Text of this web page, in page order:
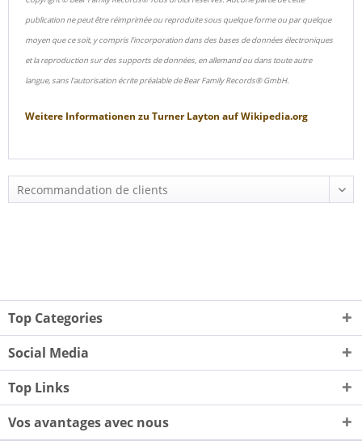
publication ne peut être réimprimée ou reproduite sous quelque forme ou par quelque
moyen que ce soit, y compris l'incorporation dans des bases de données électroniques
et la reproduction sur des supports de données, en allemand ou dans toute autre
langue, sans l'autorisation écrite préalable de Bear Family Records® GmbH.
Weitere Informationen zu Turner Layton aufWikipedia.org
Top Categories
Social Media
Top Links
Vos avantages avec nous